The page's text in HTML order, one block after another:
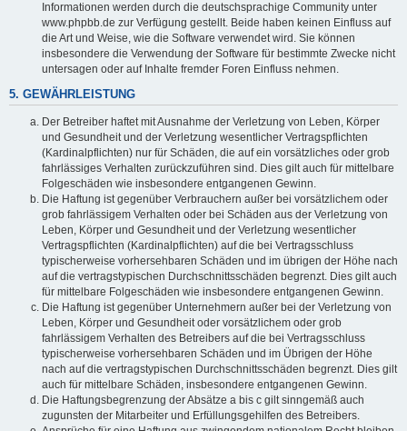
Informationen werden durch die deutschsprachige Community unter
www.phpbb.de zur Verfügung gestellt. Beide haben keinen Einfluss auf
die Art und Weise, wie die Software verwendet wird. Sie können
insbesondere die Verwendung der Software für bestimmte Zwecke nicht
untersagen oder auf Inhalte fremder Foren Einfluss nehmen.
5. GEWÄHRLEISTUNG
Der Betreiber haftet mit Ausnahme der Verletzung von Leben, Körper
und Gesundheit und der Verletzung wesentlicher Vertragspflichten
(Kardinalpflichten) nur für Schäden, die auf ein vorsätzliches oder grob
fahrlässiges Verhalten zurückzuführen sind. Dies gilt auch für mittelbare
Folgeschäden wie insbesondere entgangenen Gewinn.
Die Haftung ist gegenüber Verbrauchern außer bei vorsätzlichem oder
grob fahrlässigem Verhalten oder bei Schäden aus der Verletzung von
Leben, Körper und Gesundheit und der Verletzung wesentlicher
Vertragspflichten (Kardinalpflichten) auf die bei Vertragsschluss
typischerweise vorhersehbaren Schäden und im übrigen der Höhe nach
auf die vertragstypischen Durchschnittsschäden begrenzt. Dies gilt auch
für mittelbare Folgeschäden wie insbesondere entgangenen Gewinn.
Die Haftung ist gegenüber Unternehmern außer bei der Verletzung von
Leben, Körper und Gesundheit oder vorsätzlichem oder grob
fahrlässigem Verhalten des Betreibers auf die bei Vertragsschluss
typischerweise vorhersehbaren Schäden und im Übrigen der Höhe
nach auf die vertragstypischen Durchschnittsschäden begrenzt. Dies gilt
auch für mittelbare Schäden, insbesondere entgangenen Gewinn.
Die Haftungsbegrenzung der Absätze a bis c gilt sinngemäß auch
zugunsten der Mitarbeiter und Erfüllungsgehilfen des Betreibers.